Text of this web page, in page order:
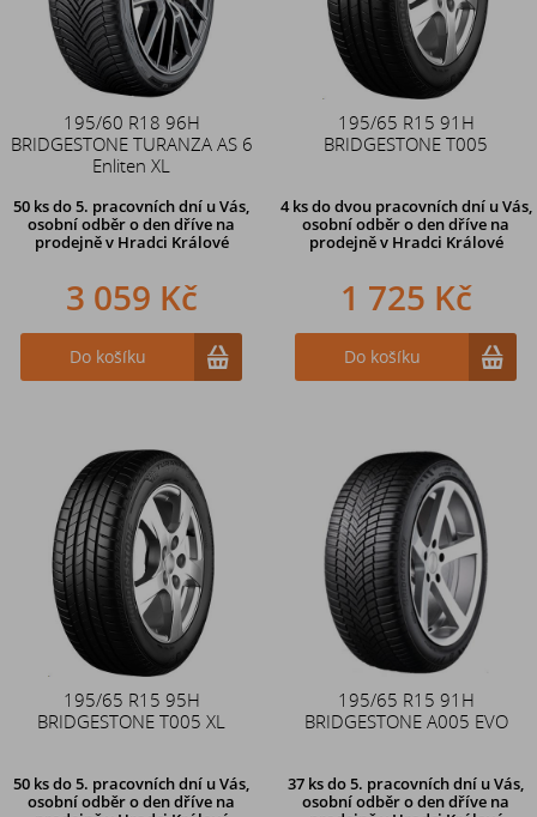
195/60 R18 96H
BRIDGESTONE TURANZA AS 6
Enliten XL
50 ksdo 5. pracovních dní u Vás,
osobní odběr o den dříve na
prodejněv Hradci Králové
3 059 Kč
Do košíku
195/65 R15 91H
BRIDGESTONE T005
4 ks do dvou pracovních dní u Vás,
osobní odběr o den dříve na
prodejně v Hradci Králové
1 725 Kč
Do košíku
195/65 R15 95H
BRIDGESTONE T005 XL
50 ksdo 5. pracovních dní u Vás,
osobní odběr o den dříve na
195/65 R15 91H
BRIDGESTONE A005 EVO
37 ksdo 5. pracovních dní u Vás,
osobní odběr o den dříve na